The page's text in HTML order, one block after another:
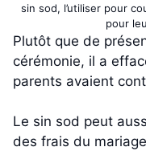
sin sod, l’utiliser pour
pour
Plutôt que de
cérémonie, il a
parents avaient
Le sin sod peut
des frais du